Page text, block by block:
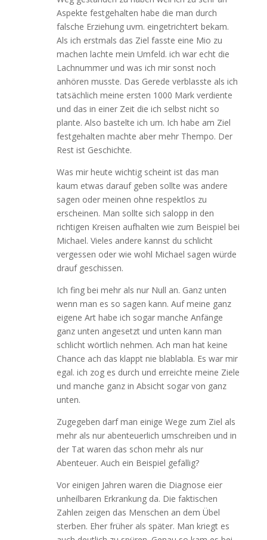
Aspekte festgehalten habe die man durch
falsche Erziehung uvm. eingetrichtert bekam.
Als ich erstmals das Ziel fasste eine Mio zu
machen lachte mein Umfeld. ich war echt die
Lachnummer und was ich mir sonst noch
anhören musste. Das Gerede verblasste als ich
tatsächlich meine ersten 1000 Mark verdiente
und das in einer Zeit die ich selbst nicht so
plante. Also bastelte ich um. Ich habe am Ziel
festgehalten machte aber mehr Thempo. Der
Rest ist Geschichte.
Was mir heute wichtig scheint ist das man
kaum etwas darauf geben sollte was andere
sagen oder meinen ohne respektlos zu
erscheinen. Man sollte sich salopp in den
richtigen Kreisen aufhalten wie zum Beispiel bei
Michael. Vieles andere kannst du schlicht
vergessen oder wie wohl Michael sagen würde
drauf geschissen.
Ich fing bei mehr als nur Null an. Ganz unten
wenn man es so sagen kann. Auf meine ganz
eigene Art habe ich sogar manche Anfänge
ganz unten angesetzt und unten kann man
schlicht wörtlich nehmen. Ach man hat keine
Chance ach das klappt nie blablabla. Es war mir
egal. ich zog es durch und erreichte meine Ziele
und manche ganz in Absicht sogar von ganz
unten.
Zugegeben darf man einige Wege zum Ziel als
mehr als nur abenteuerlich umschreiben und in
der Tat waren das schon mehr als nur
Abenteuer. Auch ein Beispiel gefällig?
Vor einigen Jahren waren die Diagnose eier
unheilbaren Erkrankung da. Die faktischen
Zahlen zeigen das Menschen an dem Übel
sterben. Eher früher als später. Man kriegt es